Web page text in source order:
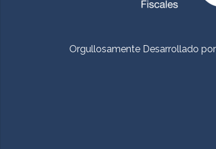
Orgullosamente Desarrollado